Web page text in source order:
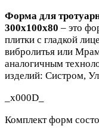
Форма для
300x100x80 – это
плитки с гладкой
вибролитья или
аналогичным
изделий: Систром,
_x000D_
Комплект форм